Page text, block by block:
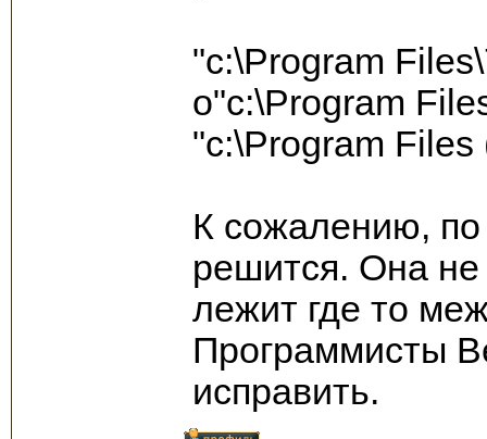
"c:\Program
o"c:\Program
"c:\Program
К сожалению,
решится. Она не
лежит где то
Программисты
исправить.